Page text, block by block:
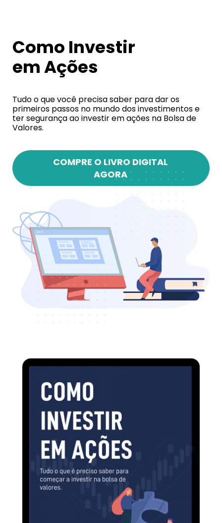
Como Investir
em Ações
Tudo o que você precisa saber para dar os
primeiros passos no mundo dos investimentos e
ter segurança ao investir em ações na Bolsa de
Valores.
COMPRE O LIVRO DIGITAL
AGORA